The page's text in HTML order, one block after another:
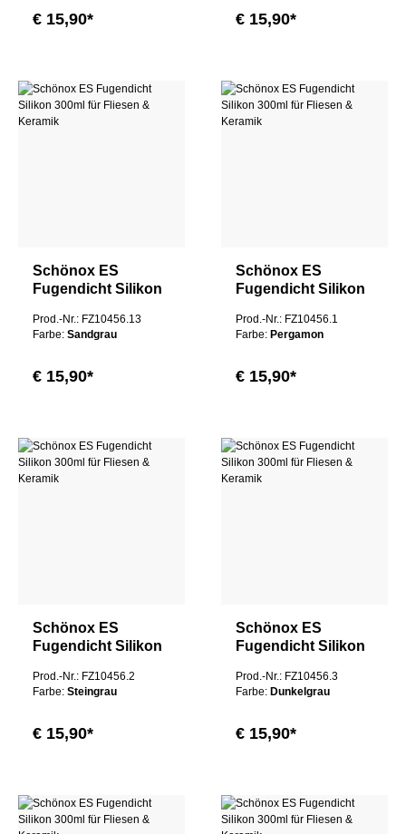
€ 15,90* € 15,90*
Schönox ES
Fugendicht Silikon
Keramik
Prod.-Nr.: FZ10456.13
Farbe: Sandgrau
€ 15,90*
Schönox ES
Fugendicht Silikon
Keramik
Prod.-Nr.: FZ10456.1
Farbe: Pergamon
€ 15,90*
Schönox ES
Fugendicht Silikon
Keramik
Prod.-Nr.: FZ10456.2
Farbe: Steingrau
€ 15,90*
Schönox ES
Fugendicht Silikon
Keramik
Prod.-Nr.: FZ10456.3
Farbe: Dunkelgrau
€ 15,90*